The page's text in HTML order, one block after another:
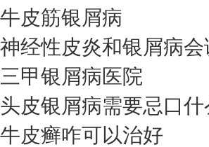
牛皮筋银屑病
神经性皮炎和银屑病会
三甲银屑病医院
头皮银屑病需要忌口
牛皮癣咋可以治好